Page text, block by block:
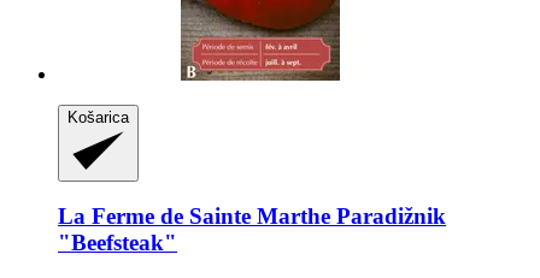
Košarica
La Ferme de Sainte Marthe Paradižnik
"Beefsteak"